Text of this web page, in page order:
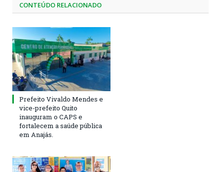
CONTEÚDO RELACIONADO
Prefeito Vivaldo Mendes e
vice-prefeito Quito
inauguram o CAPS e
fortalecem a saúde pública
em Anajás.